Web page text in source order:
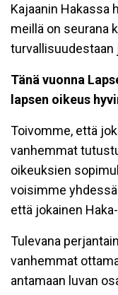
Kajaanin Hakassa
meillä on seurana
turvallisuudestaan
Tänä vuonna
lapsen oikeus
Toivomme, että
vanhemmat
oikeuksien
voisimme
että jokainen
Tulevana
vanhemmat
antamaan luvan